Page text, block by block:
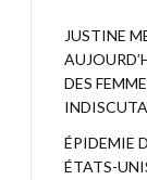
JUSTINE
DES
ÉPIDEMIE
ÉTATS-